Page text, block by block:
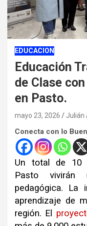
EDUCACION
Educación
de Clase
en Pasto.
mayo 23, 2026 Julián
Conecta con lo
Un total de 10
Pasto vivirán
pedagógica. La
aprendizaje de
región. El